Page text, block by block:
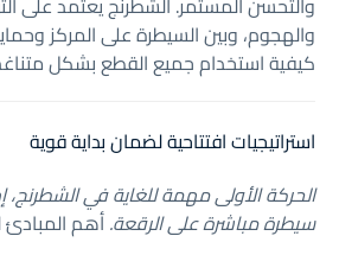
والهجوم، وبين السيطرة على المركز
كيفية استخدام جميع القطع بشكل
استراتيجيات افتتاحية لضمان بداية قوية
الحركة الأولى مهمة للغاية في
سيطرة مباشرة على الرقعة.أهم المبادئ